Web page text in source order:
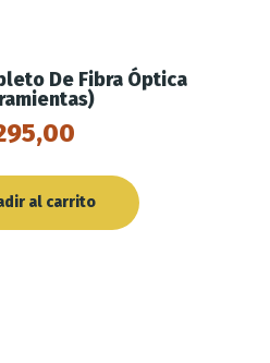
De Fibra Óptica
al carrito